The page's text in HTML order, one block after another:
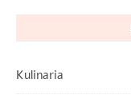
Kulinaria